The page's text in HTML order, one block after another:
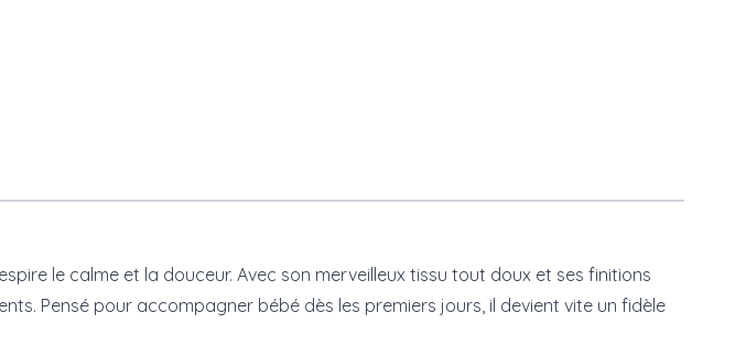
le calme et la douceur. Avec son merveilleux tissu tout doux et ses finitions
Pensé pour accompagner bébé dès les premiers jours, il devient vite un fidèle